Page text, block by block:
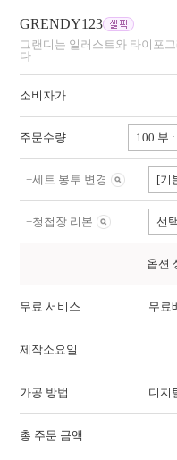
GRENDY123
그랜디는 일러스트와 타이포
다
소비자가
주문수량
+세트 봉투 변경 [기
+청첩장 리본 선
옵션
무료 서비스 무료
제작소요일
가공 방법 디지
총 주문 금액